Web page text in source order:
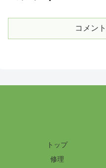
コメン
トップ
修理